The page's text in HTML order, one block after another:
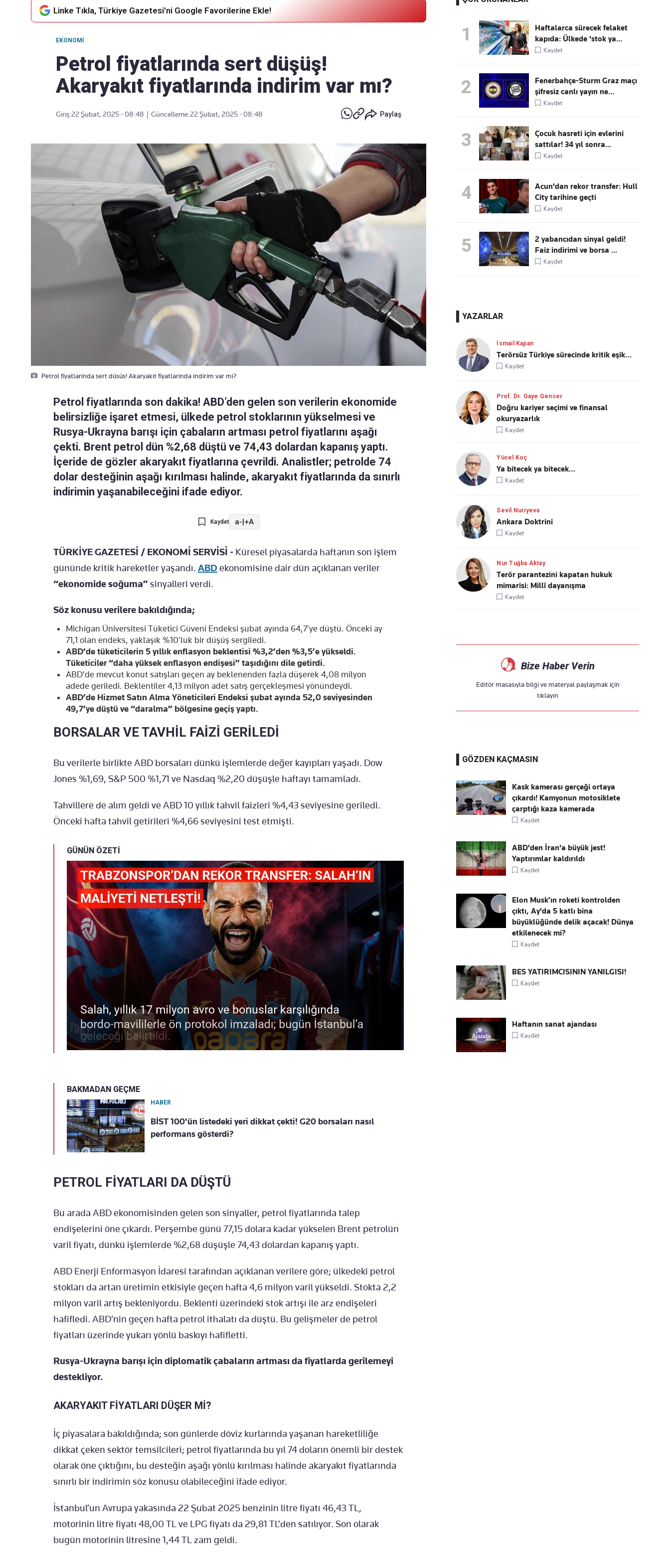
akışımıza ulaşın
göndermek için
Kaçırmayın
Ücretsiz üye olun, gündemi
Linke Tıkla, Türkiye Gazetesi'ni Google Favorilerine Ekle!
EKONOMI
Petrol fiyatlarında sert düşüş!
Akaryakıt fiyatlarında indirim var mı?
Giriş:22 Şubat, 2025 - 08:48 Güncelleme:22 Şubat, 2025 - 08:48 Paylaş
Petrol fiyatlarinda sert düsüs! Akaryakit fiyatlarinda indirim var mi?
Petrol fiyatlarında son dakika! ABD’den gelen son verilerin ekonomide
belirsizliğe işaret etmesi, ülkede petrol stoklarının yükselmesi ve
Rusya-Ukrayna barışı için çabaların artması petrol fiyatlarını aşağı
çekti. Brent petrol dün %2,68 düştü ve 74,43 dolardan kapanış yaptı.
İçeride de gözler akaryakıt fiyatlarına çevrildi. Analistler; petrolde 74
dolar desteğinin aşağı kırılması halinde, akaryakıt fiyatlarında da sınırlı
indirimin yaşanabileceğini ifade ediyor.
Kaydet a-|+A
TÜRKİYE GAZETESİ / EKONOMİ SERVİSİ - Küresel piyasalarda haftanın son işlem
gününde kritik hareketler yaşandı. ABDekonomisine dair dün açıklanan veriler
“ekonomide soğuma”sinyalleri verdi.
Söz konusu verilere bakıldığında;
Michigan Üniversitesi Tüketici Güveni Endeksi şubat ayında 64,7′ye düştü. Önceki ay
71,1 olan endeks, yaklaşık %10′luk bir düşüş sergiledi.
ABD’de tüketicilerin 5 yıllık enflasyon beklentisi %3,2’den %3,5’e yükseldi.
Tüketiciler “daha yüksek enflasyon endişesi” taşıdığını dile getirdi.
ABD’de mevcut konut satışları geçen ay beklenenden fazla düşerek 4,08 milyon
adede geriledi. Beklentiler 4,13 milyon adet satış gerçekleşmesi yönündeydi.
ABD’de Hizmet Satın Alma Yöneticileri Endeksi şubat ayında 52,0 seviyesinden
49,7’ye düştü ve “daralma” bölgesine geçiş yaptı.
BORSALAR VE TAVHİL FAİZİ GERİLEDİ
Bu verilerle birlikte ABD borsaları dünkü işlemlerde değer kayıpları yaşadı. Dow
Jones %1,69, S&P 500 %1,71 ve Nasdaq %2,20 düşüşle haftayı tamamladı.
Tahvillere de alım geldi ve ABD 10 yıllık tahvil faizleri %4,43 seviyesine geriledi.
Önceki hafta tahvil getirileri %4,66 seviyesini test etmişti.
GÜNÜN ÖZETİ
BAKMADAN GEÇME
HABER
BİST 100'ün listedeki yeri dikkat çekti! G20 borsaları nasıl
performans gösterdi?
PETROL FİYATLARI DA DÜŞTÜ
Bu arada ABD ekonomisinden gelen son sinyaller, petrol fiyatlarında talep
endişelerini öne çıkardı. Perşembe günü 77,15 dolara kadar yükselen Brent petrolün
varil fiyatı, dünkü işlemlerde %2,68 düşüşle 74,43 dolardan kapanış yaptı.
ABD Enerji Enformasyon İdaresi tarafından açıklanan verilere göre; ülkedeki petrol
stokları da artan üretimin etkisiyle geçen hafta 4,6 milyon varil yükseldi. Stokta 2,2
milyon varil artış bekleniyordu. Beklenti üzerindeki stok artışı ile arz endişeleri
hafifledi. ABD’nin geçen hafta petrol ithalatı da düştü. Bu gelişmeler de petrol
fiyatları üzerinde yukarı yönlü baskıyı hafifletti.
Rusya-Ukrayna barışı için diplomatik çabaların artması da fiyatlarda gerilemeyi
destekliyor.
AKARYAKIT FİYATLARI DÜŞER Mİ?
İç piyasalara bakıldığında; son günlerde döviz kurlarında yaşanan hareketliliğe
dikkat çeken sektör temsilcileri; petrol fiyatlarında bu yıl 74 doların önemli bir destek
olarak öne çıktığını, bu desteğin aşağı yönlü kırılması halinde akaryakıt fiyatlarında
sınırlı bir indirimin söz konusu olabileceğini ifade ediyor.
İstanbul’un Avrupa yakasında 22 Şubat 2025 benzinin litre fiyatı 46,43 TL,
motorinin litre fiyatı 48,00 TL ve LPG fiyatı da 29,81 TL’den satılıyor. Son olarak
bugün motorinin litresine 1,44 TL zam geldi.
1
Haftalarca sürecek felaket
kapıda: Ülkede 'stok ya...
Kaydet
2
Fenerbahçe-Sturm Graz maçı
şifresiz canlı yayın ne...
Kaydet
3
Çocuk hasreti için evlerini
sattılar! 34 yıl sonra...
Kaydet
4
Acun'dan rekor transfer: Hull
City tarihine geçti
Kaydet
5
2 yabancıdan sinyal geldi!
Faiz indirimi ve borsa ...
Kaydet
YAZARLAR
İsmail Kapan
Terörsüz Türkiye sürecinde kritik eşik…
Kaydet
Prof. Dr. Gaye Gencer
Doğru kariyer seçimi ve finansal
okuryazarlık
Kaydet
Yücel Koç
Ya bitecek ya bitecek…
Kaydet
Sevil Nuriyeva
Ankara Doktrini
Kaydet
Nur Tuğba Aktay
Terör parantezini kapatan hukuk
mimarisi: Millî dayanışma
Kaydet
Bize Haber Verin
Editör masasıyla bilgi ve materyal paylaşmak için
tıklayın
GÖZDEN KAÇMASIN
Kask kamerası gerçeği ortaya
çıkardı! Kamyonun motosiklete
çarptığı kaza kamerada
Kaydet
ABD'den İran'a büyük jest!
Yaptırımlar kaldırıldı
Kaydet
Elon Musk’ın roketi kontrolden
çıktı, Ay'da 5 katlı bina
büyüklüğünde delik açacak! Dünya
etkilenecek mi?
Kaydet
BES YATIRIMCISININ YANILGISI!
Kaydet
Haftanın sanat ajandası
Kaydet